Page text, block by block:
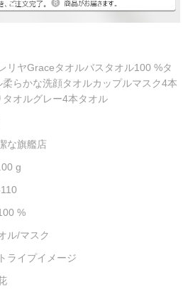
リヤGraceタオルバスタオル100 %タ
柔らかな洗顔タオルカップルマスク4本
タオルグレー4本タオル
な旗艦店
g
%
ル/マスク
ライプイメージ